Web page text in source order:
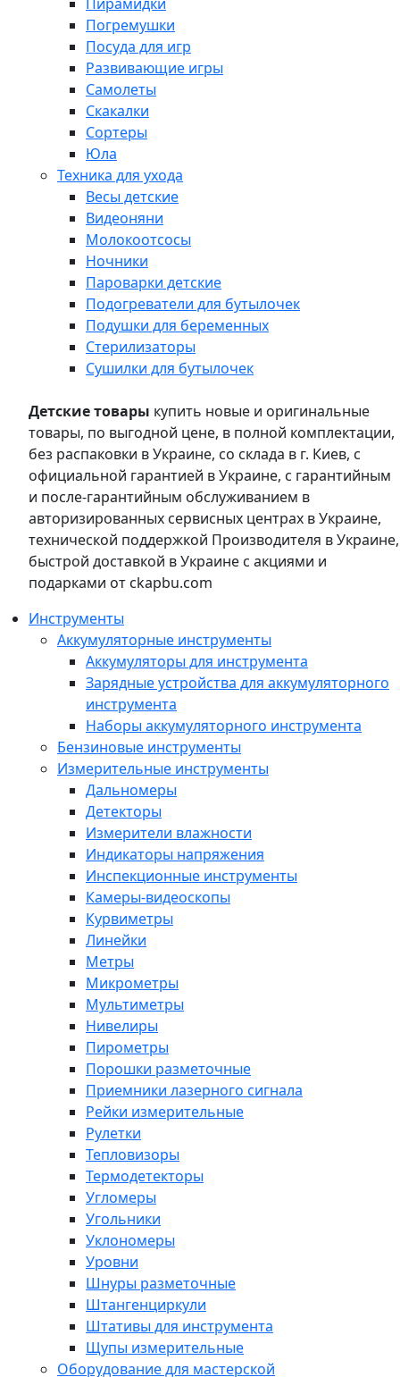
Погремушки
Посуда для игр
Развивающие игры
Самолеты
Скакалки
Сортеры
Юла
Техника для ухода
Весы детские
Видеоняни
Молокоотсосы
Ночники
Пароварки детские
Подогреватели для бутылочек
Подушки для беременных
Стерилизаторы
Сушилки для бутылочек
Детские товары купить новые и оригинальные
товары, по выгодной цене, в полной комплектации,
без распаковки в Украине, со склада в г. Киев, с
официальной гарантией в Украине, с гарантийным
и после-гарантийным обслуживанием в
авторизированных сервисных центрах в Украине,
технической поддержкой Производителя в Украине,
быстрой доставкой в Украине с акциями и
подарками от ckapbu.com
Инструменты
Аккумуляторные инструменты
Аккумуляторы для инструмента
Зарядные устройства для аккумуляторного
инструмента
Наборы аккумуляторного инструмента
Бензиновые инструменты
Измерительные инструменты
Дальномеры
Детекторы
Измерители влажности
Индикаторы напряжения
Инспекционные инструменты
Камеры-видеоскопы
Курвиметры
Линейки
Метры
Микрометры
Мультиметры
Нивелиры
Пирометры
Порошки разметочные
Приемники лазерного сигнала
Рейки измерительные
Рулетки
Тепловизоры
Термодетекторы
Угломеры
Угольники
Уклономеры
Уровни
Шнуры разметочные
Штангенциркули
Штативы для инструмента
Щупы измерительные
Оборудование для мастерской